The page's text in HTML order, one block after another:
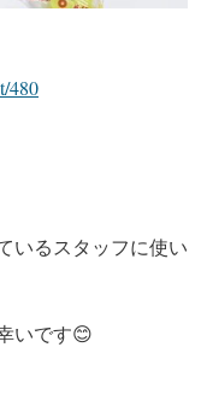
480
いるスタッフに使い
いです😊